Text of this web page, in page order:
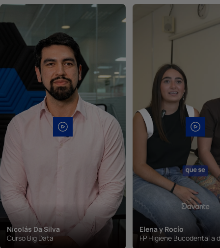
Nicolás Da Silva
Curso Big Data
Elena y Rocío
FP Higiene Bucodental a